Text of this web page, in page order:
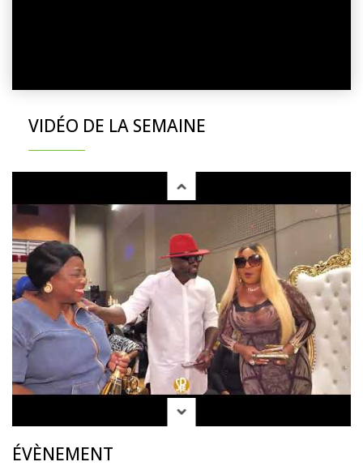
VIDÉO DE LA SEMAINE
ÉVÈNEMENT